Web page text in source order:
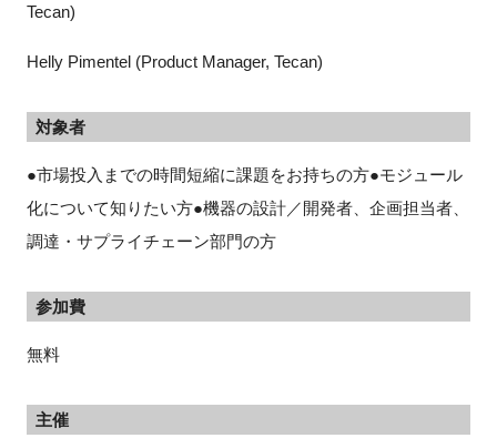
Tecan)
Helly Pimentel (Product Manager, Tecan)
対象者
●市場投入までの時間短縮に課題をお持ちの方●モジュール
化について知りたい方●機器の設計／開発者、企画担当者、
調達・サプライチェーン部門の方
参加費
無料
主催